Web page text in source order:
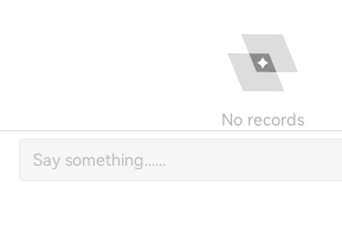
No records